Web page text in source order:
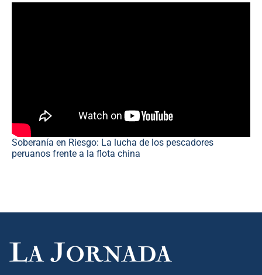
Soberanía en Riesgo: La lucha de los pescadores
peruanos frente a la flota china